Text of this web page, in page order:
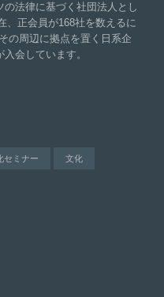
法律に基づく社団法人とし
、正会員が168社を数えるに
の周辺に拠点を置く日系企
会しています。
セミナー 文化